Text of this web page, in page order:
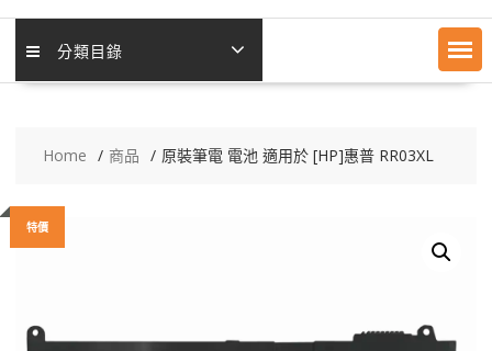
分類目錄
Home 商品 原裝筆電 電池 適用於 [HP]惠普 RR03XL
特價